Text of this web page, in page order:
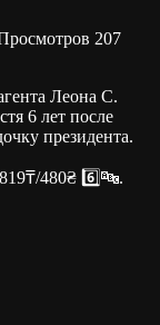
207
Леона С.
6 лет после
президента.
480₴ 6️⃣🔤.